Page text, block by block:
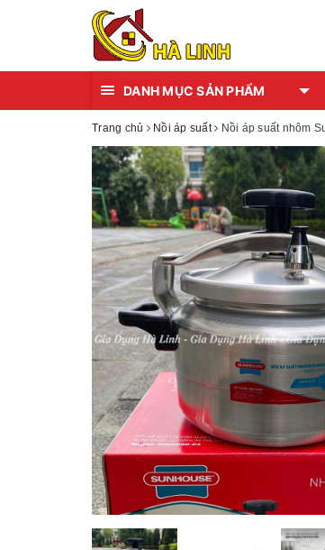
DANH MỤC SẢN PHẨM
Trang chủ Nồi áp suất Nồi áp suất nhôm